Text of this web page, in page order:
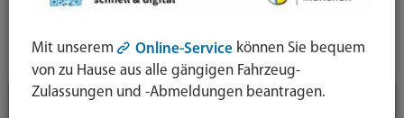
Suche
Mit unserem Online-Service können Sie bequem
von zu Hause aus alle gängigen Fahrzeug-
Zulassungen und -Abmeldungen beantragen.